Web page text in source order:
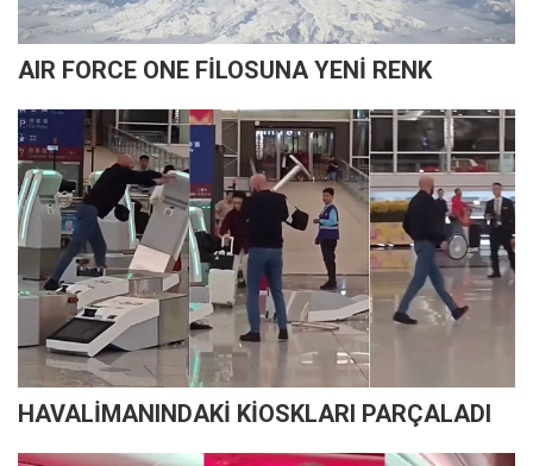
AIR FORCE ONE FİLOSUNA YENİ RENK
HAVALİMANINDAKİ KİOSKLARI PARÇALADI